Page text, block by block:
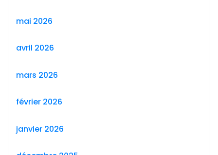
mai 2026
avril 2026
mars 2026
février 2026
janvier 2026